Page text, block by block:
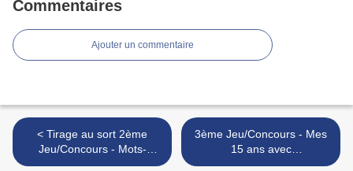
Commentaires
Ajouter un commentaire
< Tirage au sort 2ème
Jeu/Concours - Mots-
croisés - 15 définitions pour
3ème Jeu/Concours - Mes
15 ans avec
Stampin'Up!Remplace le